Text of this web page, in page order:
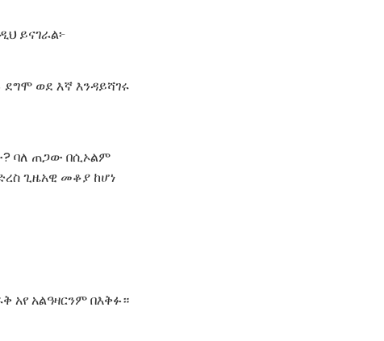
ይናገራል፦
ወደ እኛ እንዳይሻገሩ
ባለ ጠጋው በሲኦልም
ጊዜአዊ መቆያ ከሆነ
አየ አልዓዛርንም በእቅፉ።